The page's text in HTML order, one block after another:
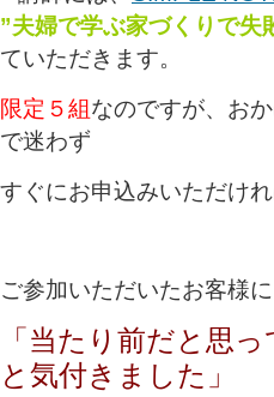
”夫婦で学ぶ家づくりで失
ていただきます。
限定５組 なのですが、お
で迷わず
すぐにお申込みいただけれ
ご参加いただいたお客様に
「当たり前だと思
と気付きました」